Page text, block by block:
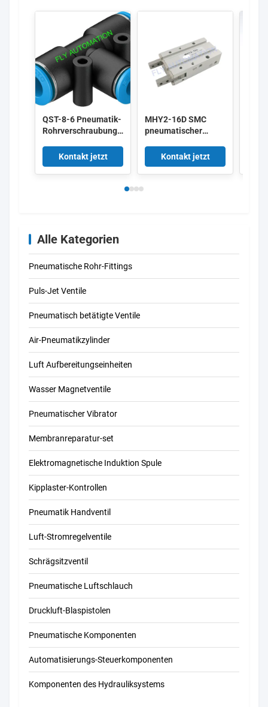
QST-8-6 Pneumatik-
Rohrverschraubungen
Anschluss 153135
4052568032272
Kontakt jetzt
MHY2-16D SMC
pneumatischer
Luft-Fingers
doppelte
fungierende Greifer-
Kontakt jetzt
Alle Kategorien
Pneumatische Rohr-Fittings
Puls-Jet Ventile
Pneumatisch betätigte Ventile
Air-Pneumatikzylinder
Luft Aufbereitungseinheiten
Wasser Magnetventile
Pneumatischer Vibrator
Membranreparatur-set
Elektromagnetische Induktion Spule
Kipplaster-Kontrollen
Pneumatik Handventil
Luft-Stromregelventile
Schrägsitzventil
Pneumatische Luftschlauch
Druckluft-Blaspistolen
Pneumatische Komponenten
Automatisierungs-Steuerkomponenten
Komponenten des Hydrauliksystems